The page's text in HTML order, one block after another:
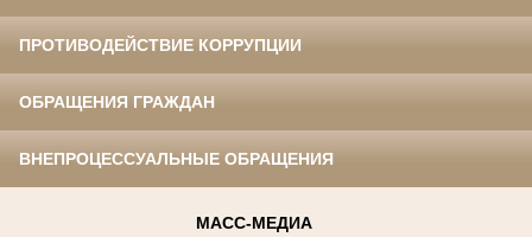
ПРОТИВОДЕЙСТВИЕ КОРРУПЦИИ
ОБРАЩЕНИЯ ГРАЖДАН
ВНЕПРОЦЕССУАЛЬНЫЕ ОБРАЩЕНИЯ
МАСС-МЕДИА